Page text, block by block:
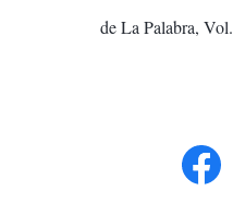
de La Palabra,